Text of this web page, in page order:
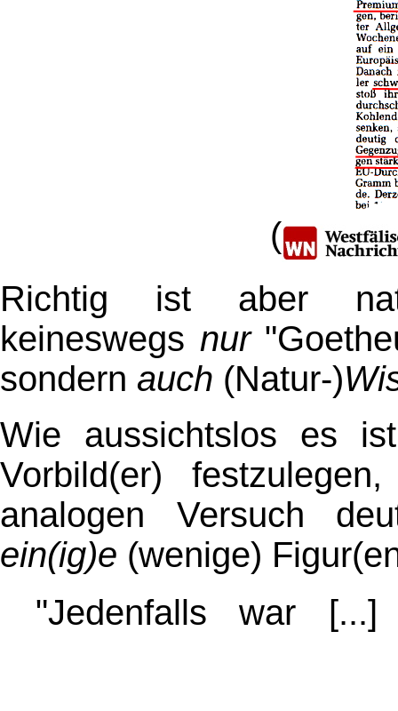
(
Richtig ist aber
keineswegs nur
sondern auch (Natur-)
Wie aussichtslos es
Vorbild(er)
analogen Versuch
ein(ig)e (wenige)
"Jedenfalls war